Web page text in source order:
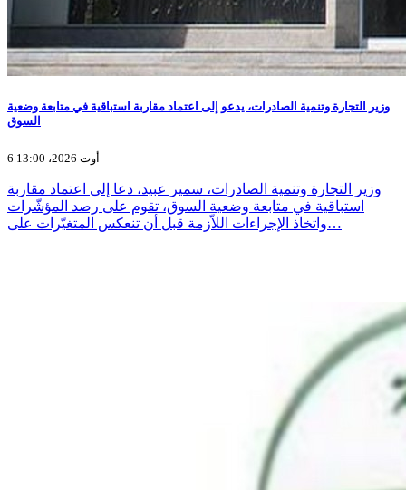
وزير التجارة وتنمية الصادرات، يدعو إلى اعتماد مقاربة استباقية في متابعة وضعية
السوق
6 أوت 2026، 13:00
وزير التجارة وتنمية الصادرات، سمير عبيد، دعا إلى اعتماد مقاربة
استباقية في متابعة وضعية السوق، تقوم على رصد المؤشّرات
واتخاذ الإجراءات اللاّزمة قبل أن تنعكس المتغيّرات على…